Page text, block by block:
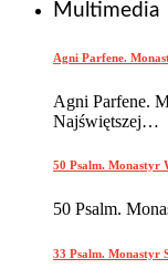
Multimedia
Agni Parfene.
Agni Parfene.
Najświętszej…
50 Psalm. Monastyr
50 Psalm.
33 Psalm. Monastyr